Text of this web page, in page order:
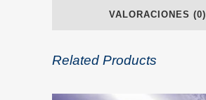
VALORACIONES (0)
Related Products